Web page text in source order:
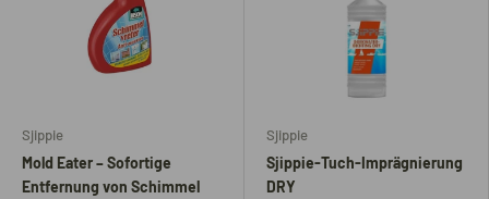
Sjippie
Mold Eater – Sofortige
Entfernung von Schimmel
Sjippie
Sjippie-Tuch-Imprägnierung
DRY